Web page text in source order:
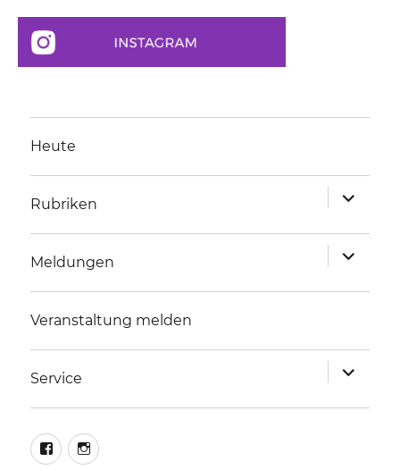
Heute
Rubriken
anzeigen
Meldungen
anzeigen
Veranstaltung melden
Service
anzeigen
facebookinstagram